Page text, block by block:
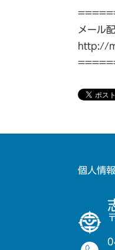
メール
http://
個人情